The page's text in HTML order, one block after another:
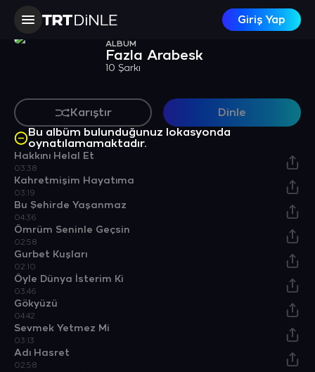
Giriş Yap
ALBÜM
Fazla Arabesk
10 Şarkı
Karıştır
Dinle
Bu albüm bulunduğunuz lokasyonda
oynatılamamaktadır.
Hakkını Helal Et
03:38
Kahretmişim Hayatıma
03:19
Bu Şehirde Yaşanmaz
04:36
Ömrüm Seninle Geçsin
02:58
Gurbet Kuşları
02:10
Öyle Dünya İsterim Ki
03:46
Gökyüzü
04:42
Sevmek Yetmez Mi
03:13
Adı Hasret
02:58